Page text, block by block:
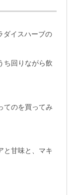
ダイスハーブの
ち回りながら飲
てのを買ってみ
と甘味と、マキ